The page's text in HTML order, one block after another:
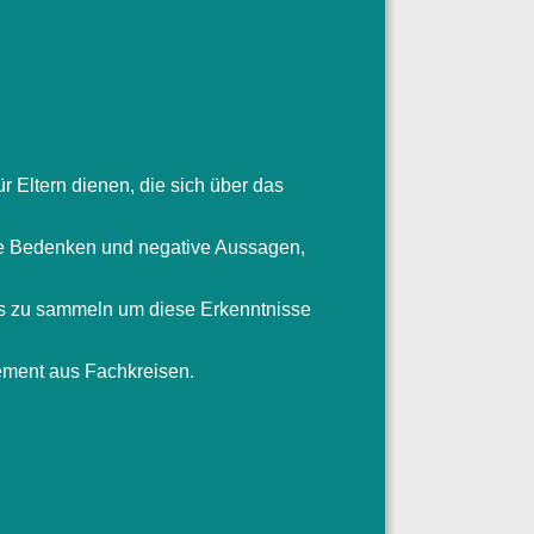
Eltern dienen, die sich über das
und negative Aussagen,
zu sammeln um diese Erkenntnisse
aus Fachkreisen.